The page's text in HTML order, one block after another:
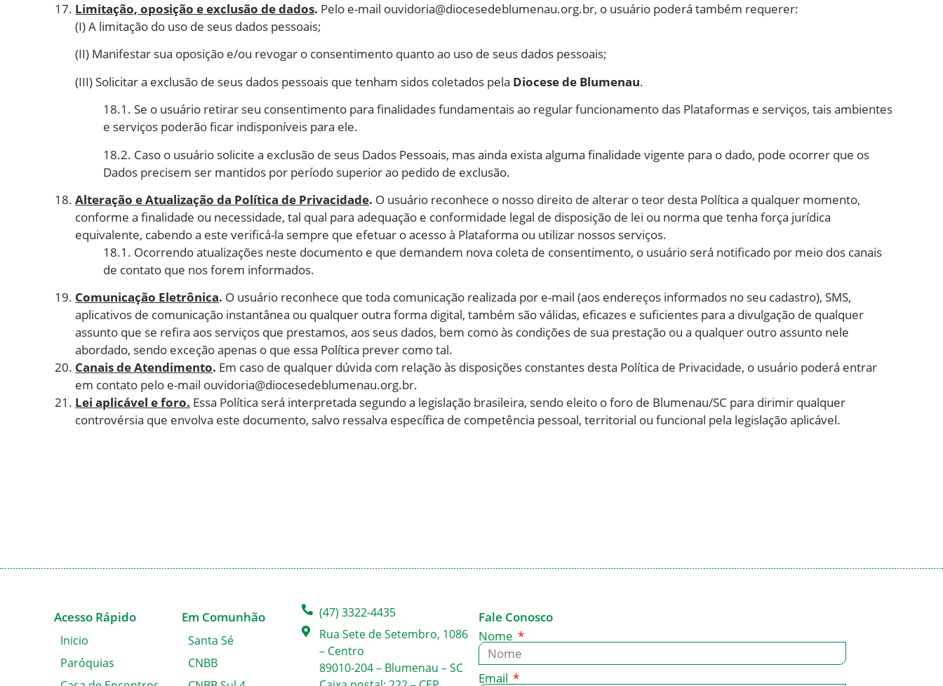
Limitação, oposição e exclusão de dados. Pelo e-mail ouvidoria@diocesedeblumenau.org.br, o usuário poderá também requerer:
(I) A limitação do uso de seus dados pessoais;
(II) Manifestar sua oposição e/ou revogar o consentimento quanto ao uso de seus dados pessoais;
(III) Solicitar a exclusão de seus dados pessoais que tenham sidos coletados pela Diocese de Blumenau.
18.1. Se o usuário retirar seu consentimento para finalidades fundamentais ao regular funcionamento das Plataformas e serviços, tais ambientes
e serviços poderão ficar indisponíveis para ele.
18.2. Caso o usuário solicite a exclusão de seus Dados Pessoais, mas ainda exista alguma finalidade vigente para o dado, pode ocorrer que os
Dados precisem ser mantidos por período superior ao pedido de exclusão.
Alteração e Atualização da Política de Privacidade. O usuário reconhece o nosso direito de alterar o teor desta Política a qualquer momento,
conforme a finalidade ou necessidade, tal qual para adequação e conformidade legal de disposição de lei ou norma que tenha força jurídica
equivalente, cabendo a este verificá-la sempre que efetuar o acesso à Plataforma ou utilizar nossos serviços.
18.1. Ocorrendo atualizações neste documento e que demandem nova coleta de consentimento, o usuário será notificado por meio dos canais
de contato que nos forem informados.
Comunicação Eletrônica. O usuário reconhece que toda comunicação realizada por e-mail (aos endereços informados no seu cadastro), SMS,
aplicativos de comunicação instantânea ou qualquer outra forma digital, também são válidas, eficazes e suficientes para a divulgação de qualquer
assunto que se refira aos serviços que prestamos, aos seus dados, bem como às condições de sua prestação ou a qualquer outro assunto nele
abordado, sendo exceção apenas o que essa Política prever como tal.
Canais de Atendimento. Em caso de qualquer dúvida com relação às disposições constantes desta Política de Privacidade, o usuário poderá entrar
em contato pelo e-mail ouvidoria@diocesedeblumenau.org.br.
Lei aplicável e foro. Essa Política será interpretada segundo a legislação brasileira, sendo eleito o foro de Blumenau/SC para dirimir qualquer
controvérsia que envolva este documento, salvo ressalva específica de competência pessoal, territorial ou funcional pela legislação aplicável.
Acesso Rápido
Inicio
Paróquias
Em Comunhão
Santa Sé
CNBB
(47) 3322-4435
Rua Sete de Setembro, 1086
– Centro
89010-204 – Blumenau – SC
Fale Conosco
Nome
Email